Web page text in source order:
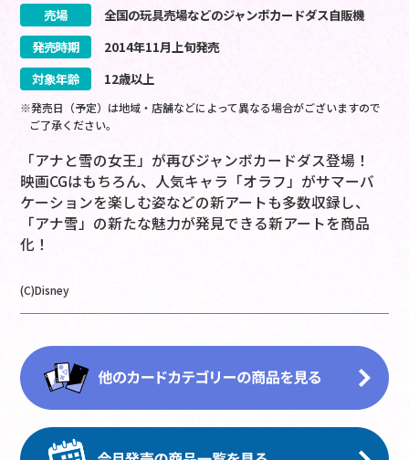
売場
全国の玩具売場などのジャンボカードダス自販機
発売時期
2014年11月上旬発売
対象年齢
12歳以上
※発売日（予定）は地域・店舗などによって異なる場合がございますので
ご了承ください。
「アナと雪の女王」が再びジャンボカードダス登場！
映画CGはもちろん、人気キャラ「オラフ」がサマーバ
ケーションを楽しむ姿などの新アートも多数収録し、
「アナ雪」の新たな魅力が発見できる新アートを商品
化！
(C)Disney